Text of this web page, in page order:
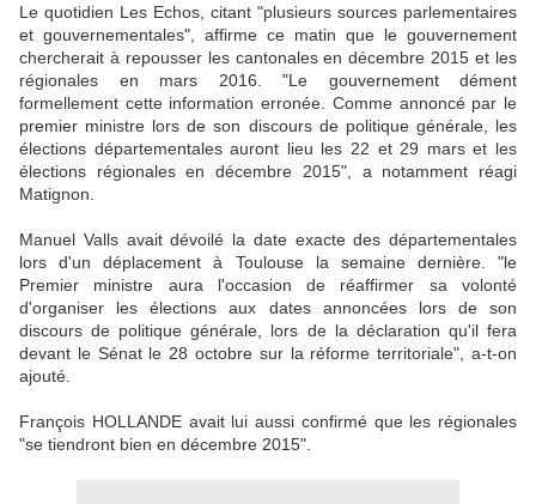
Le quotidien Les Echos, citant "plusieurs sources parlementaires
et gouvernementales", affirme ce matin que le gouvernement
chercherait à repousser les cantonales en décembre 2015 et les
régionales en mars 2016. "Le gouvernement dément
formellement cette information erronée. Comme annoncé par le
premier ministre lors de son discours de politique générale, les
élections départementales auront lieu les 22 et 29 mars et les
élections régionales en décembre 2015", a notamment réagi
Matignon.
Manuel Valls avait dévoilé la date exacte des départementales
lors d'un déplacement à Toulouse la semaine dernière. "le
Premier ministre aura l'occasion de réaffirmer sa volonté
d'organiser les élections aux dates annoncées lors de son
discours de politique générale, lors de la déclaration qu'il fera
devant le Sénat le 28 octobre sur la réforme territoriale", a-t-on
ajouté.
François HOLLANDE avait lui aussi confirmé que les régionales
"se tiendront bien en décembre 2015".